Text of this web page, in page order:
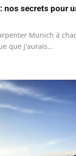
nos secrets pour
Munich à
que j'aurais…